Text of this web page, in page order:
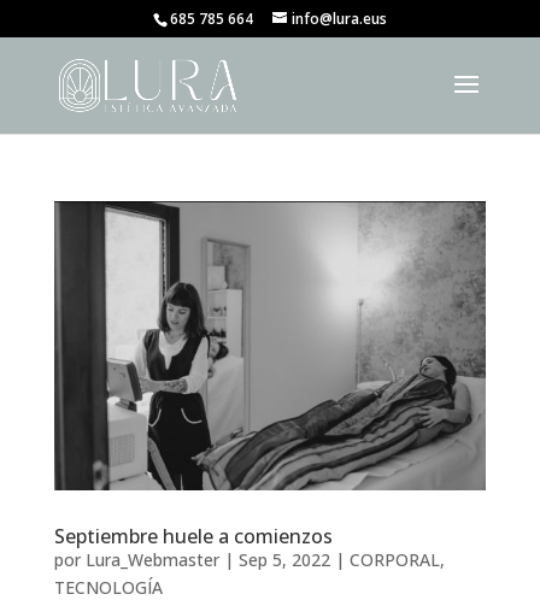
685 785 664 info@lura.eus
Septiembre huele a comienzos
por Lura_Webmaster| Sep 5, 2022| CORPORAL,
TECNOLOGÍA